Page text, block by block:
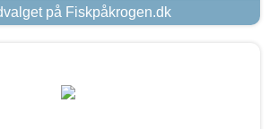
på Fiskpåkrogen.dk